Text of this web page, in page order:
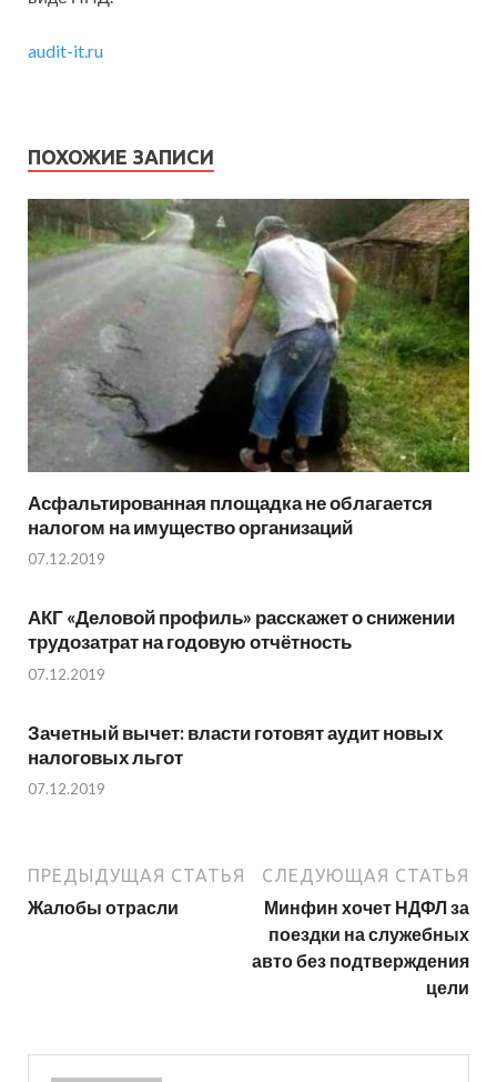
audit-it.ru
ПОХОЖИЕ ЗАПИСИ
Асфальтированная площадка не облагается
налогом на имущество организаций
07.12.2019
АКГ «Деловой профиль» расскажет о снижении
трудозатрат на годовую отчётность
07.12.2019
Зачетный вычет: власти готовят аудит новых
налоговых льгот
07.12.2019
ПРЕДЫДУЩАЯ СТАТЬЯ
Жалобы отрасли
СЛЕДУЮЩАЯ СТАТЬЯ
Минфин хочет НДФЛ за
поездки на служебных
авто без подтверждения
цели